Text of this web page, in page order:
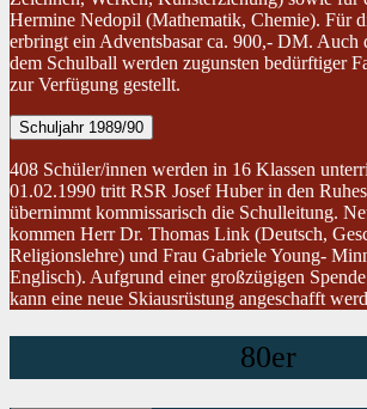
Hermine Nedopil (Mathematik, Chemie). Für
erbringt ein Adventsbasar ca. 900,- DM. Auch
dem Schulball werden zugunsten bedürftiger
zur Verfügung gestellt.
Schuljahr 1989/90
408 Schüler/innen werden in 16 Klassen
01.02.1990 tritt RSR Josef Huber in den
übernimmt kommissarisch die Schulleitung.
kommen Herr Dr. Thomas Link (Deutsch,
Religionslehre) und Frau Gabriele Young-
Englisch). Aufgrund einer großzügigen
kann eine neue Skiausrüstung angeschafft
80er